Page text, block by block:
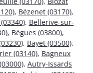
, Bézenet (03170),
, Bellerive-sur-
, Bègues (03800),
, Bayet (03500),
(03140), Bagneux
, Autry-Issards